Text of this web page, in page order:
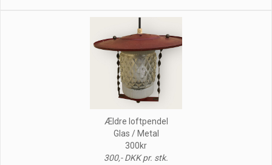
Ældre loftpendel
Glas / Metal
300kr
300,- DKK pr. stk.